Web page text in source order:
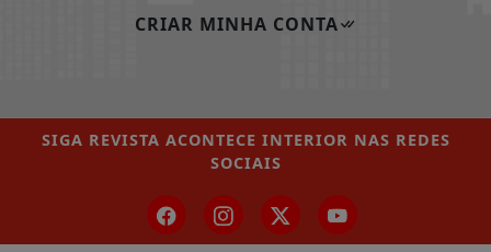
CRIAR MINHA CONTA
SIGA REVISTA ACONTECE INTERIOR NAS REDES
SOCIAIS